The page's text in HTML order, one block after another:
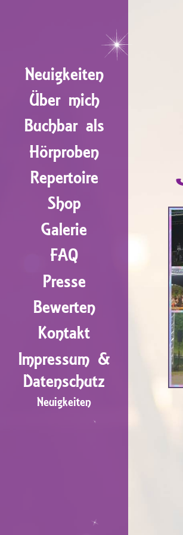
Neuigkeiten
Über mich
Buchbar als
Hörproben
Repertoire
Shop
Galerie
FAQ
Presse
Bewerten
Kontakt
Impressum &
Datenschutz
Neuigkeiten